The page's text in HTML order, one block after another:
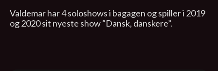
Valdemar har 4 soloshows i bagagen og spiller i 2019
og 2020 sit nyeste show “Dansk, danskere”.